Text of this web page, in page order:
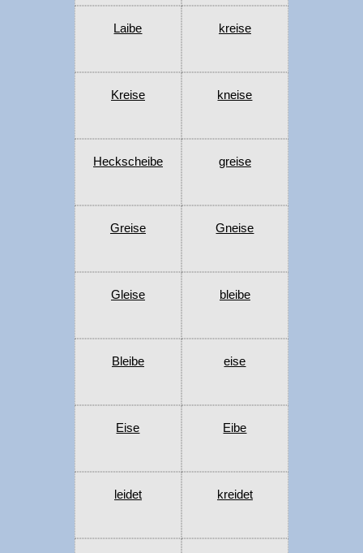
Laibe kreise
Kreise kneise
Heckscheibe greise
Greise Gneise
Gleise bleibe
Bleibe eise
Eise Eibe
leidet kreidet